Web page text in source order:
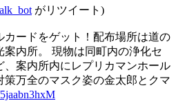
がリツイート)
ードをゲット！配布場所は道の
内所。 現物は同町内の浄化セ
、案内所内にレプリカマンホール
万全のマスク姿の金太郎とクマ